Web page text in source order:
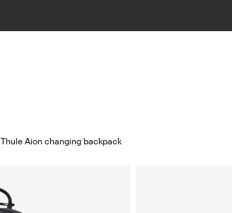
Thule Aion changing backpack